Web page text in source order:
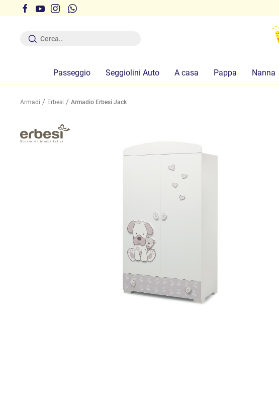
ferie dal 12 al 19 Agosto compresi
Passeggio Seggiolini Auto A casa Pappa Nanna
Armadi Erbesi Armadio Erbesi Jack